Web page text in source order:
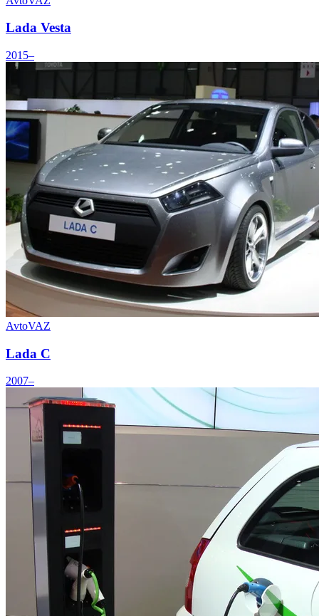
Lada Vesta
2015–
AvtoVAZ
Lada C
2007–